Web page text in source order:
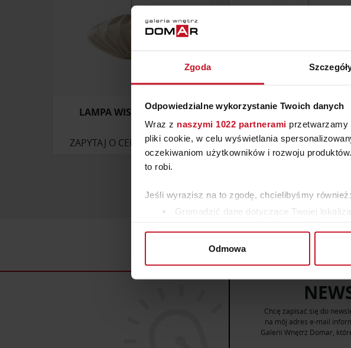
Zgoda
Odpowiedzialne wykorzystanie Twoich danych
Wraz z naszymi 1022 partnerami przetwarzamy
pliki cookie, w celu wyświetlania
oczekiwaniom użytkowników i rozwoju
to robi.
Jeśli wyrazisz na to zgodę, chcielibyśmy również:
Gromadzić dane dotyczące Twojej
Dowiedz się więcej odnośnie tego, jak Twoje
Wykorzystujemy pliki cookie do
ruch w naszej witrynie. Informacje o tym, jak
reklamowym i analitycznym. Partnerzy mogą
Odmowa
LAMPA WISZĄCA JODIE
ZAPYTAJ O CENĘ W SALONIE
LAMPA WISZĄCA
SOLLUX LIGHTING
OD99 ZŁ
Chcę zapisać się do
na mój adres e-mail
Galerii Wnętrz Domar,